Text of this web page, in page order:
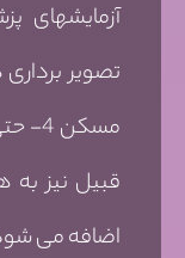
قبیل نیز به
اضافه می